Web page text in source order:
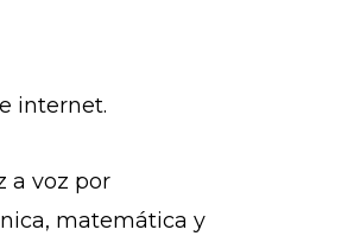
internet.
a voz por
matemática y